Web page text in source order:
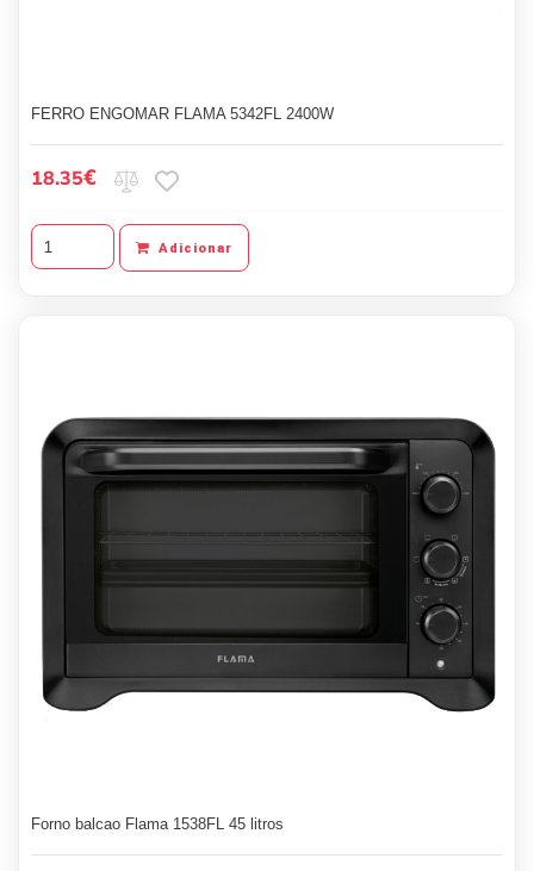
FERRO ENGOMAR FLAMA 5342FL 2400W
18.35€
Adicionar
Forno balcao Flama 1538FL 45 litros